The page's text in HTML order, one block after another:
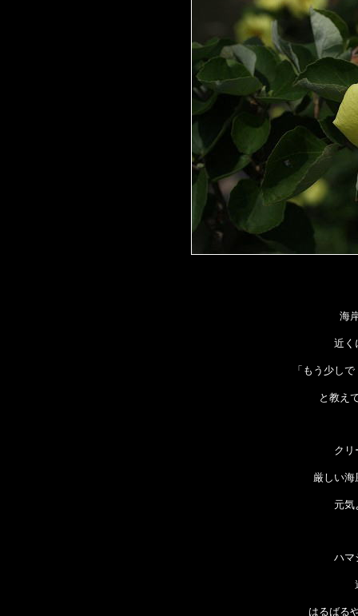
海
近く
「もう少し
と教え
クリ
厳しい
元気
ハマ
はるばる